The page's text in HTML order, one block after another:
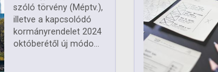
szóló törvény (Méptv.),
illetve a kapcsolódó
kormányrendelet 2024
októberétől új módo...